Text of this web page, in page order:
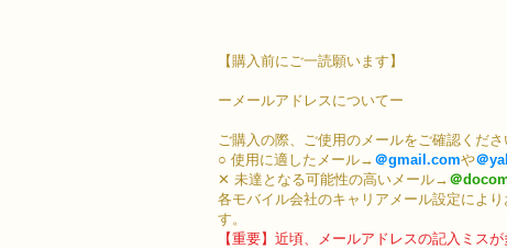
【購入前にご一読願います】
ーメールアドレスについてー
ご購入の際、ご使用のメールをご確認くださ
○ 使用に適したメール→ ＠gmail.comや＠
✕ 未達となる可能性の高いメール→ ＠
各モバイル会社のキャリアメール設定によ
す。
【重要】近頃​、メールアドレスの記入ミスが